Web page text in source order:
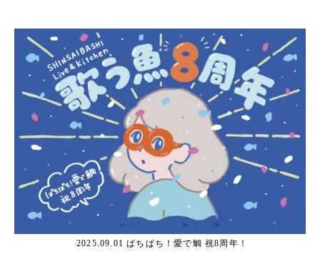
2025.09.01 ぱちぱち！愛で鯛 祝8周年！